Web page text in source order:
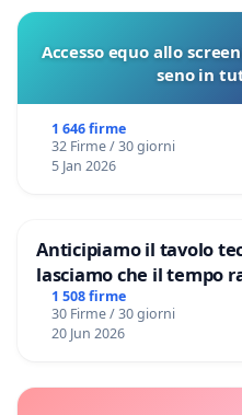
Accesso equo allo
seno in
1 646 firme
32 Firme / 30 giorni
5 Jan 2026
Anticipiamo il tavolo
lasciamo che il tempo
Domenico Racanati
1 508 firme
30 Firme / 30 giorni
20 Jun 2026